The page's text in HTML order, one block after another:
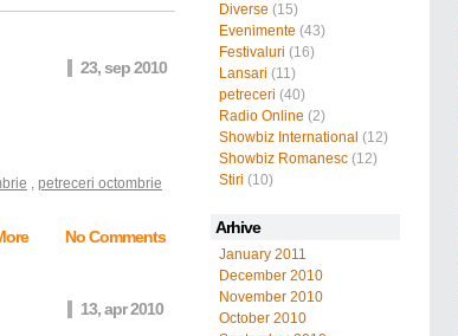
Diverse (15)
Evenimente (43)
Festivaluri (16)
Lansari (11)
petreceri (40)
Radio Online (2)
Showbiz International (12)
Showbiz Romanesc (12)
Stiri (10)
Arhive
January 2011
December 2010
November 2010
October 2010
23, sep 2010
, petreceri octombrie
No Comments
13, apr 2010